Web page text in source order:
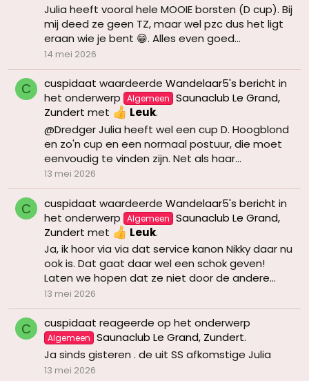
Julia heeft vooral hele MOOIE borsten (D cup). Bij
mij deed ze geen TZ, maar wel pzc dus het ligt
eraan wie je bent 😁. Alles even goed...
14 mei 2026
C cuspidaat waardeerde Wandelaar5's bericht in
het onderwerp Algemeen
Saunaclub Le Grand,
Zundert met Leuk.
@Dredger Julia heeft wel een cup D. Hoogblond
en zo'n cup en een normaal postuur, die moet
eenvoudig te vinden zijn. Net als haar...
13 mei 2026
C cuspidaat waardeerde Wandelaar5's bericht in
het onderwerp Algemeen
Saunaclub Le Grand,
Zundert met Leuk.
Ja, ik hoor via via dat service kanon Nikky daar nu
ook is. Dat gaat daar wel een schok geven!
Laten we hopen dat ze niet door de andere...
13 mei 2026
C cuspidaat reageerde op het onderwerp
Algemeen Saunaclub Le Grand, Zundert.
Ja sinds gisteren . de uit SS afkomstige Julia
13 mei 2026